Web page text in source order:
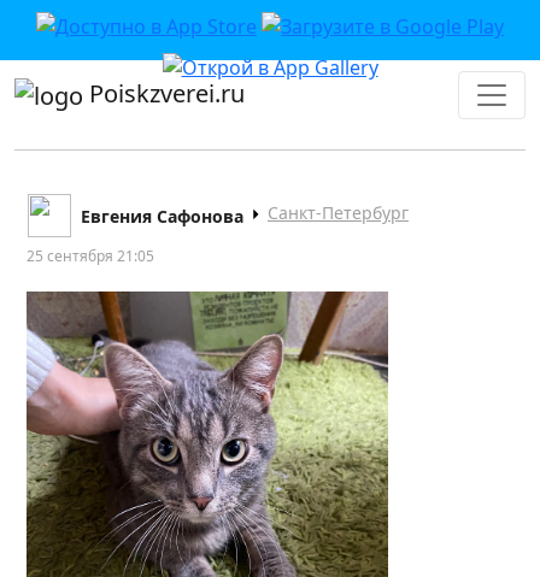
Poiskzverei.ru
Евгения Сафонова Санкт-Петербург
25 сентября 21:05